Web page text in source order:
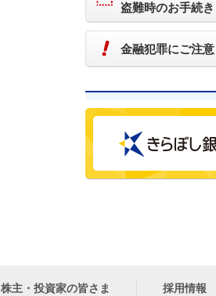
盗難時のお手続き
金融犯罪にご注
株主・投資家の皆さま 採用情報